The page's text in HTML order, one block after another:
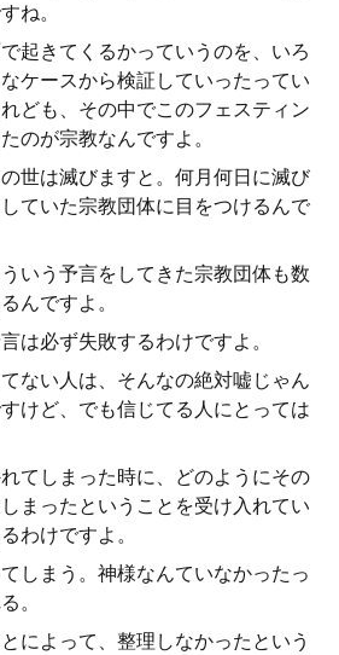
ね。
起きてくるかっていうのを、いろ
ケースから検証していったってい
ども、その中でこのフェスティン
のが宗教なんですよ。
世は滅びますと。何月何日に滅び
ていた宗教団体に目をつけるんで
いう予言をしてきた宗教団体も数
んですよ。
は必ず失敗するわけですよ。
ない人は、そんなの絶対嘘じゃん
けど、でも信じてる人にとっては
てしまった時に、どのようにその
まったということを受け入れてい
わけですよ。
しまう。神様なんていなかったっ
。
によって、整理しなかったという